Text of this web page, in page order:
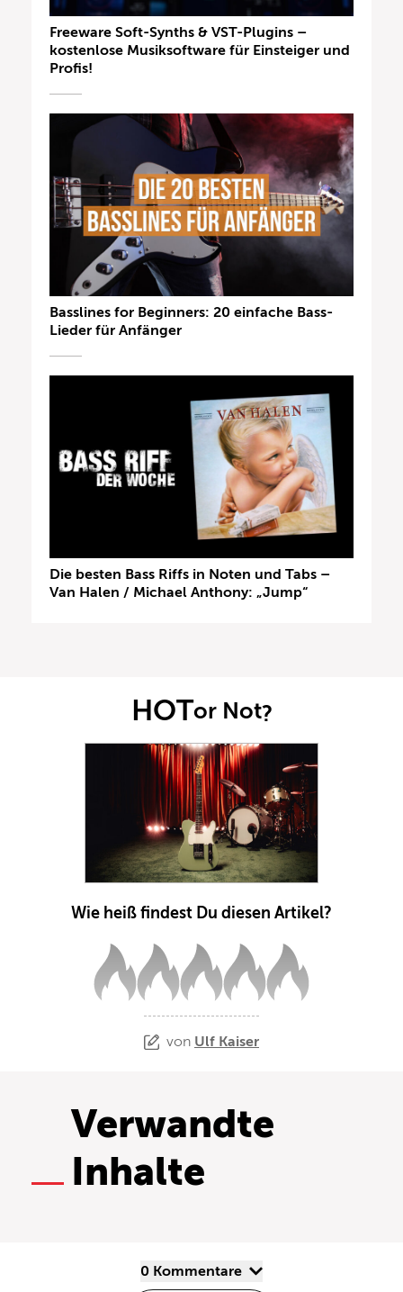
Freeware Soft-Synths & VST-Plugins –
kostenlose Musiksoftware für Einsteiger und
Profis!
Basslines for Beginners: 20 einfache Bass-
Lieder für Anfänger
Die besten Bass Riffs in Noten und Tabs –
Van Halen / Michael Anthony: „Jump“
HOTor Not?
Wie heiß findest Du diesen Artikel?
von Ulf Kaiser
Verwandte
Inhalte
0 Kommentare